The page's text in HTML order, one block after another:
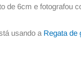
de 6cm e fotografou
usando a Regata de